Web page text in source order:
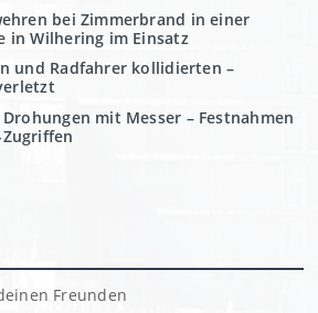
bei Zimmerbrand in einer
in Wilhering im Einsatz
und Radfahrer kollidierten –
mit Messer – Festnahmen
Zugriffen
Freunden